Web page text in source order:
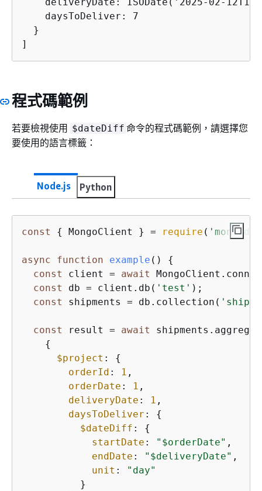
    daysToDeliver: 7
  }
]
程式碼範例
若要檢視使用 $dateDiff 命令的程式碼範例，請選擇您
要使用的語言標籤：
Node.js Python
const { MongoClient } = require ( 'mongodb'
async function example ( ) {
const
client = await
const
db = client.db( 'test' );
const
shipments = db.collection(
const result = await
{
$project : {
orderId : 1 ,
orderDate : 1 ,
deliveryDate : 1 ,
daysToDeliver : {
$dateDiff : {
startDate : "$orderDate" ,
endDate : "$deliveryDate" ,
unit :
"day"
          }